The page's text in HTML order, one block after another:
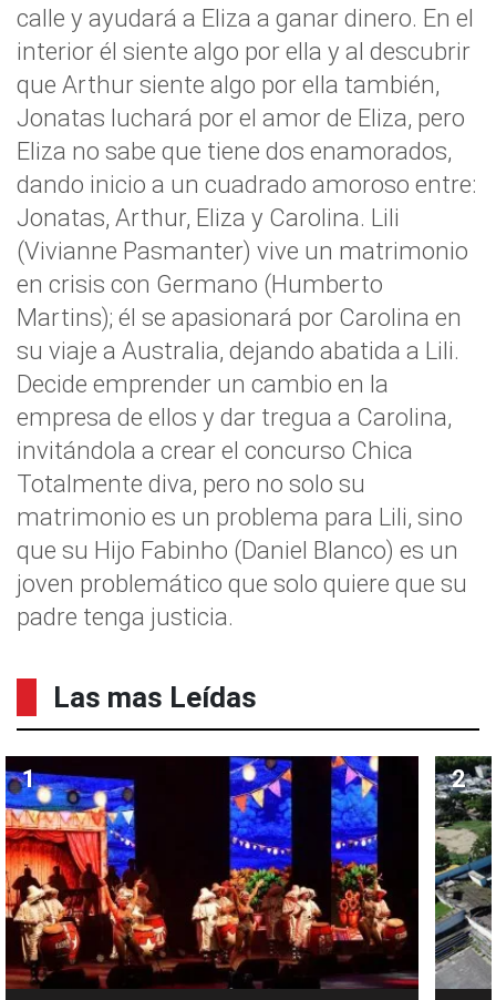
calle y ayudará a Eliza a ganar dinero. En el
interior él siente algo por ella y al descubrir
que Arthur siente algo por ella también,
Jonatas luchará por el amor de Eliza, pero
Eliza no sabe que tiene dos enamorados,
dando inicio a un cuadrado amoroso entre:
Jonatas, Arthur, Eliza y Carolina. Lili
(Vivianne Pasmanter) vive un matrimonio
en crisis con Germano (Humberto
Martins); él se apasionará por Carolina en
su viaje a Australia, dejando abatida a Lili.
Decide emprender un cambio en la
empresa de ellos y dar tregua a Carolina,
invitándola a crear el concurso Chica
Totalmente diva, pero no solo su
matrimonio es un problema para Lili, sino
que su Hijo Fabinho (Daniel Blanco) es un
joven problemático que solo quiere que su
padre tenga justicia.
Las mas Leídas